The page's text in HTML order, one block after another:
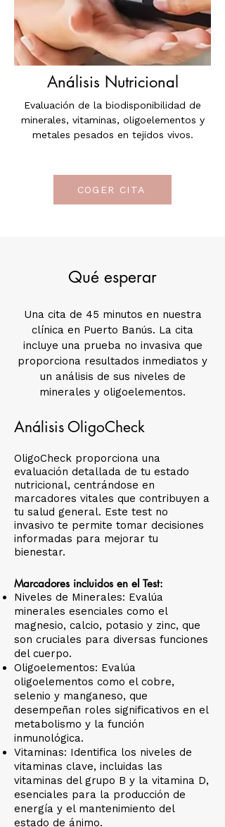
Análisis Nutricional
Evaluación de la biodisponibilidad de
minerales, vitaminas, oligoelementos y
metales pesados en tejidos vivos.
COGER CITA
Qué esperar
Una cita de 45 minutos en nuestra
clínica en Puerto Banús. La cita
incluye una prueba no invasiva que
proporciona resultados inmediatos y
un análisis de sus niveles de
minerales y oligoelementos.
Análisis OligoCheck
OligoCheck proporciona una
evaluación detallada de tu estado
nutricional, centrándose en
marcadores vitales que contribuyen a
tu salud general. Este test no
invasivo te permite tomar decisiones
informadas para mejorar tu
bienestar.
Marcadores incluidos en el Test:
Niveles de Minerales: Evalúa
minerales esenciales como el
magnesio, calcio, potasio y zinc, que
son cruciales para diversas funciones
del cuerpo.
Oligoelementos: Evalúa
oligoelementos como el cobre,
selenio y manganeso, que
desempeñan roles significativos en el
metabolismo y la función
inmunológica.
Vitaminas: Identifica los niveles de
vitaminas clave, incluidas las
vitaminas del grupo B y la vitamina D,
esenciales para la producción de
energía y el mantenimiento del
estado de ánimo.